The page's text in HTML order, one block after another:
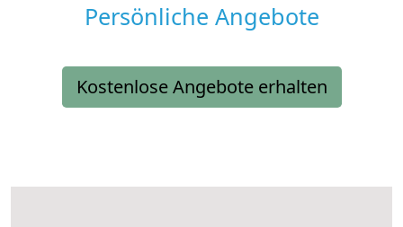
Persönliche Angebote
Kostenlose Angebote erhalten